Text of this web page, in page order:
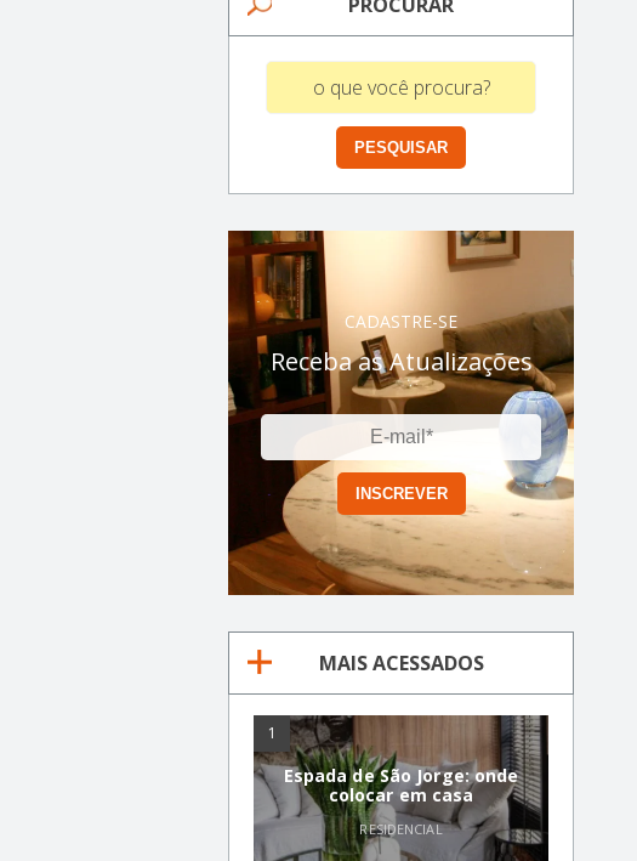
CADASTRE-SE
Receba as Atualizações
MAIS ACESSADOS
1
Espada de São Jorge: onde
colocar em casa
RESIDENCIAL